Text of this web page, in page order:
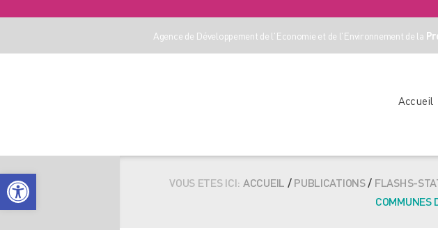
Agence de Développement de l'Economie et de l'Environnement de la
Accueil
VOUS ETES ICI: ACCUEIL /PUBLICATIONS/ FLASHS-
COMMUNES
Ouvrir la barre d’outils